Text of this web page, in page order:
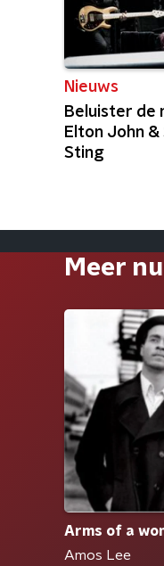
Nieuws
Beluister de
Elton John
Sting
Meer
Arms of a
Amos Lee